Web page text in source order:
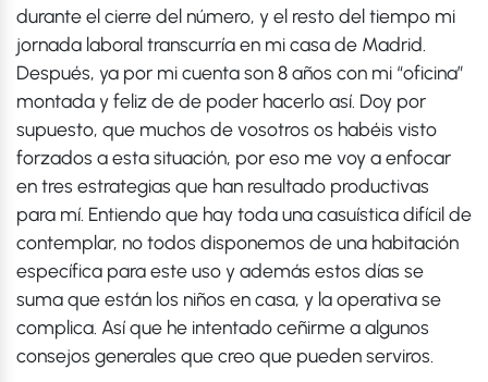
durante el cierre del número, y el resto del tiempo mi
jornada laboral transcurría en mi casa de Madrid.
Después, ya por mi cuenta son 8 años con mi “oficina”
montada y feliz de de poder hacerlo así. Doy por
supuesto, que muchos de vosotros os habéis visto
forzados a esta situación, por eso me voy a enfocar
en tres estrategias que han resultado productivas
para mí. Entiendo que hay toda una casuística difícil de
contemplar, no todos disponemos de una habitación
específica para este uso y además estos días se
suma que están los niños en casa, y la operativa se
complica. Así que he intentado ceñirme a algunos
consejos generales que creo que pueden serviros.